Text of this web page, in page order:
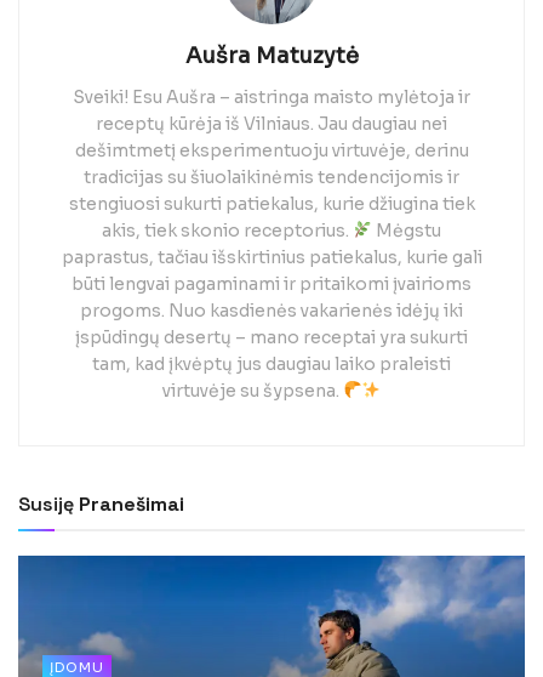
Aušra Matuzytė
Sveiki! Esu Aušra – aistringa maisto mylėtoja ir
receptų kūrėja iš Vilniaus. Jau daugiau nei
dešimtmetį eksperimentuoju virtuvėje, derinu
tradicijas su šiuolaikinėmis tendencijomis ir
stengiuosi sukurti patiekalus, kurie džiugina tiek
akis, tiek skonio receptorius.
Mėgstu
paprastus, tačiau išskirtinius patiekalus, kurie gali
būti lengvai pagaminami ir pritaikomi įvairioms
progoms. Nuo kasdienės vakarienės idėjų iki
įspūdingų desertų – mano receptai yra sukurti
tam, kad įkvėptų jus daugiau laiko praleisti
virtuvėje su šypsena.
Susiję Pranešimai
ĮDOMU